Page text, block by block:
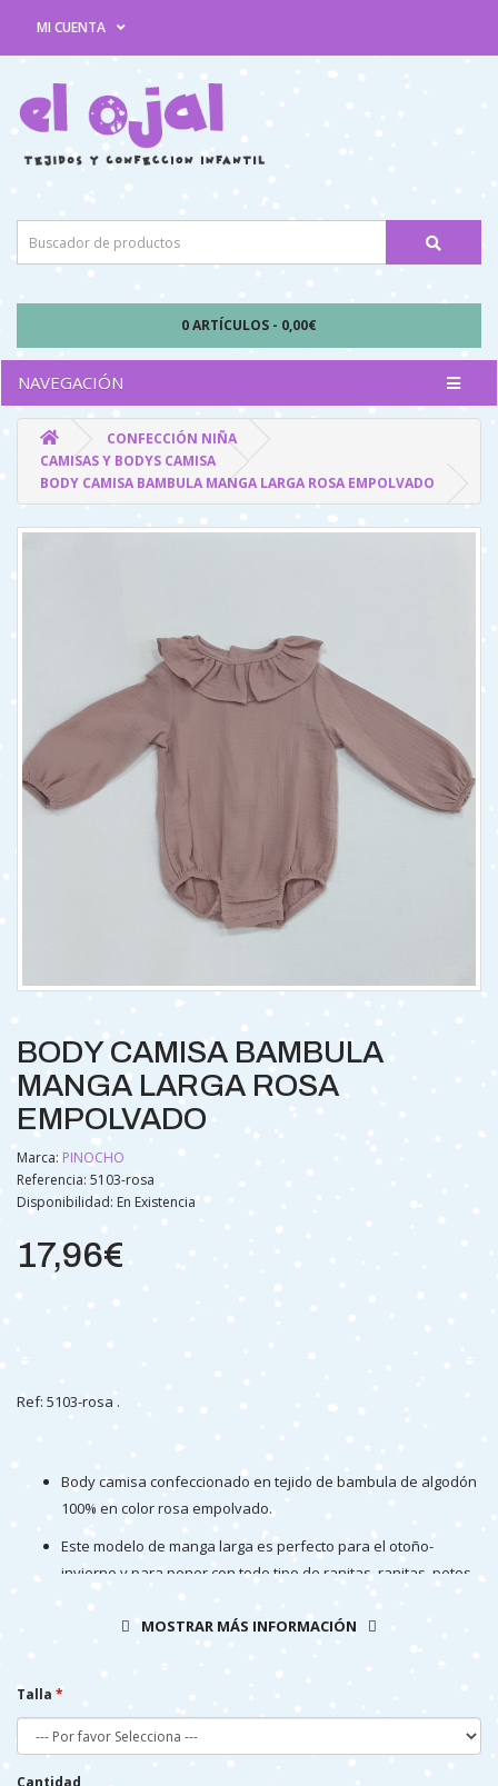
MI CUENTA
0 ARTÍCULOS - 0,00€
NAVEGACIÓN
CONFECCIÓN NIÑA
CAMISAS Y BODYS CAMISA
BODY CAMISA BAMBULA MANGA LARGA ROSA EMPOLVADO
BODY CAMISA BAMBULA
MANGA LARGA ROSA
EMPOLVADO
Marca: PINOCHO
Referencia: 5103-rosa
Disponibilidad: En Existencia
17,96€
Ref: 5103-rosa .
Body camisa confeccionado en tejido de bambula de algodón
100% en color rosa empolvado.
Este modelo de manga larga es perfecto para el otoño-
invierno y para poner con todo tipo de ranitas, ranitas, petos,
Se trata de una prenda unisex.
MOSTRAR MÁS INFORMACIÓN
Talla
Cantidad